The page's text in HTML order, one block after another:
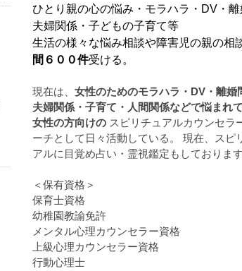
ひとり親の心の悩み・モラハラ・DV・離
夫婦関係・子どもの子育て等
生活の様々な悩み相談や障害児の親の相
間６００件受ける。
現在は、 女性のためのモラハラ・DV・離婚
夫婦関係・子育て・人間関係などで悩まれ
女性の方向けの スピリチュアルカウンセラ
ーチとして日々活動している。 現在、スピ
アルに目覚め占い・霊視鑑定もしております
＜保有資格＞
保育士資格
幼稚園教諭免許
メンタル心理カウンセラー資格
上級心理カウンセラー資格
行動心理士